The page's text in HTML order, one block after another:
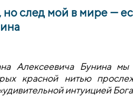
след мой в мире —
Алексеевича Бунина мы
красной нитью
интуицией